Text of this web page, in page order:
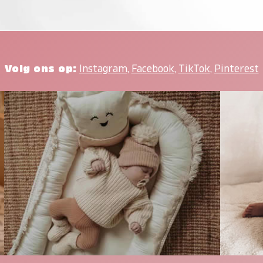
Volg ons op: Instagram, Facebook, TikTok, Pinterest